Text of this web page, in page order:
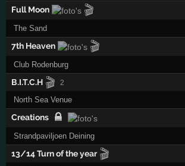
Full Moon 🎬
The Sand
7th Heaven 🎬
Club Rodenburg
B.I.T.C.H 🎬 2
North Sea Venue
Creations
Strandpaviljoen Deining
13/14 Turn of the year 🎬